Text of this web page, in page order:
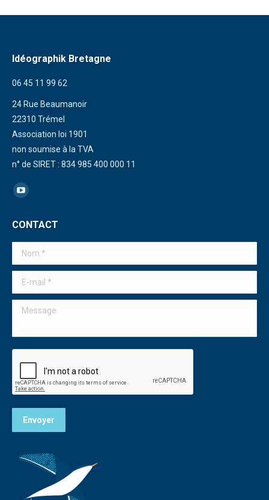
Idéographik Bretagne
06 45 11 99 62
24 Rue Beaumanoir
22310 Trémel
Association loi 1901
non soumise à la TVA
n° de SIRET : 834 985 400 000 11
Trouvez nous sur :
La
YouTube
s'ouvre
nouvelle
fenêtre
CONTACT
Nom *
E-mail *
Message
Envoyer